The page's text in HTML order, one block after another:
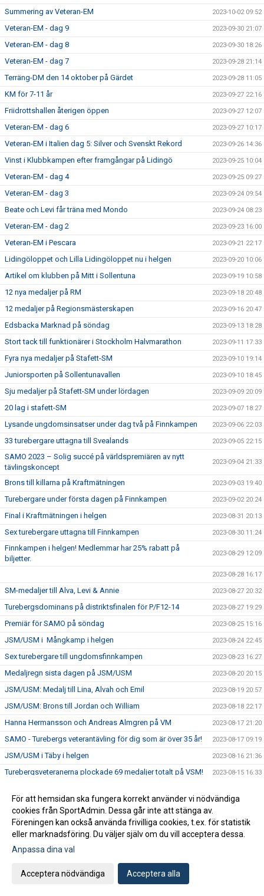
Summering av Veteran-EM 2023-10-02 09:52
Veteran-EM - dag 9 2023-09-30 21:07
Veteran-EM - dag 8 2023-09-30 18:26
Veteran-EM - dag 7 2023-09-28 21:14
Terräng-DM den 14 oktober på Gärdet 2023-09-28 11:05
KM för 7-11 år 2023-09-27 22:16
Friidrottshallen återigen öppen 2023-09-27 12:07
Veteran-EM - dag 6 2023-09-27 10:17
Veteran-EM i Italien dag 5: Silver och Svenskt Rekord 2023-09-26 14:36
Vinst i Klubbkampen efter framgångar på Lidingö 2023-09-25 10:04
Veteran-EM - dag 4 2023-09-25 09:27
Veteran-EM - dag 3 2023-09-24 09:54
Beate och Levi får träna med Mondo 2023-09-24 08:23
Veteran-EM - dag 2 2023-09-23 16:00
Veteran-EM i Pescara 2023-09-21 22:17
Lidingöloppet och Lilla Lidingöloppet nu i helgen 2023-09-20 10:06
Artikel om klubben på Mitt i Sollentuna 2023-09-19 10:58
12 nya medaljer på RM 2023-09-18 20:48
12 medaljer på Regionsmästerskapen 2023-09-16 20:47
Edsbacka Marknad på söndag 2023-09-13 18:28
Stort tack till funktionärer i Stockholm Halvmarathon 2023-09-11 17:33
Fyra nya medaljer på Stafett-SM 2023-09-10 19:14
Juniorsporten på Sollentunavallen 2023-09-10 18:45
Sju medaljer på Stafett-SM under lördagen 2023-09-09 20:09
20 lag i stafett-SM 2023-09-07 18:27
Lysande ungdomsinsatser under dag två på Finnkampen 2023-09-06 22:03
33 turebergare uttagna till Svealands 2023-09-05 22:15
SAMO 2023 – Solig succé på världspremiären av nytt
tävlingskoncept
2023-09-04 21:33
Brons till killarna på Kraftmätningen 2023-09-03 19:40
Turebergare under första dagen på Finnkampen 2023-09-02 20:24
Final i Kraftmätningen i helgen 2023-08-31 20:13
Sex turebergare uttagna till Finnkampen 2023-08-30 11:24
Finnkampen i helgen! Medlemmar har 25% rabatt på
biljetter.
2023-08-29 12:09
2023-08-28 16:17
SM-medaljer till Alva, Levi & Annie 2023-08-27 20:32
Turebergsdominans på distriktsfinalen för P/F12-14 2023-08-27 19:29
Premiär för SAMO på söndag 2023-08-25 15:16
JSM/USM i Mångkamp i helgen 2023-08-24 22:45
Sex turebergare till ungdomsfinnkampen 2023-08-23 16:27
Medaljregn sista dagen på JSM/USM 2023-08-20 20:15
JSM/USM: Medalj till Lina, Alvah och Emil 2023-08-19 20:57
JSM/USM: Brons till Jordan och William 2023-08-18 22:17
Hanna Hermansson och Andreas Almgren på VM 2023-08-17 21:20
SAMO - Turebergs veterantävling för dig som är över 35 år! 2023-08-17 09:19
JSM/USM i Täby i helgen 2023-08-16 21:36
Turebergsveteranerna plockade 69 medaljer totalt på VSM! 2023-08-15 16:33
14 nya SM-medaljer - totalt 29 medaljer 2023-08-13 18:44
Spektakulär stavseger för Jacob Semb-Josefson på USM 2023-08-12 19:02
Åtta medaljer på JSM/USM på fredagen 2023-08-11 22:17
Inbjudan till grenkväll - Gång!
Emma sexa på stafetten på JEM
För att hemsidan ska fungera korrekt använder vi nödvändiga
cookies från SportAdmin. Dessa går inte att stänga av.
Föreningen kan också använda frivilliga cookies, t.ex. för statistik
eller marknadsföring. Du väljer själv om du vill acceptera dessa.
Anpassa dina val
Acceptera nödvändiga Acceptera alla